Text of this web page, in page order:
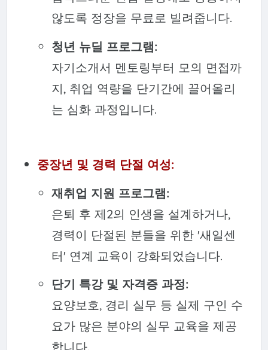
않도록 정장을 무료로 빌려줍니다.
청년 뉴딜 프로그램:
자기소개서 멘토링부터 모의 면접까
지, 취업 역량을 단기간에 끌어올리
는 심화 과정입니다.
중장년 및 경력 단절 여성:
재취업 지원 프로그램:
은퇴 후 제2의 인생을 설계하거나,
경력이 단절된 분들을 위한 '새일센
터' 연계 교육이 강화되었습니다.
단기 특강 및 자격증 과정:
요양보호, 경리 실무 등 실제 구인 수
요가 많은 분야의 실무 교육을 제공
합니다.